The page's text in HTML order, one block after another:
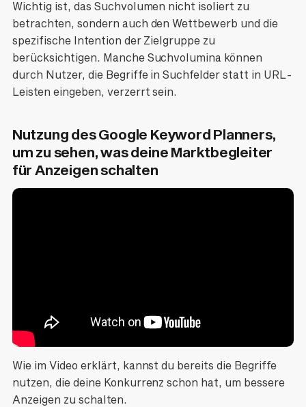
Wichtig ist, das Suchvolumen nicht isoliert zu
betrachten, sondern auch den Wettbewerb und die
spezifische Intention der Zielgruppe zu
berücksichtigen. Manche Suchvolumina können
durch Nutzer, die Begriffe in Suchfelder statt in URL-
Leisten eingeben, verzerrt sein.
Nutzung des Google Keyword Planners,
um zu sehen, was deine Marktbegleiter
für Anzeigen schalten
Wie im Video erklärt, kannst du bereits die Begriffe
nutzen, die deine Konkurrenz schon hat, um bessere
Anzeigen zu schalten.